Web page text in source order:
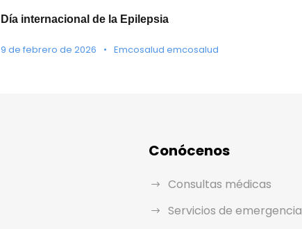
Día internacional de la Epilepsia
9 de febrero de 2026 • Emcosalud emcosalud
Conócenos
Consultas médicas
Servicios de emergencia